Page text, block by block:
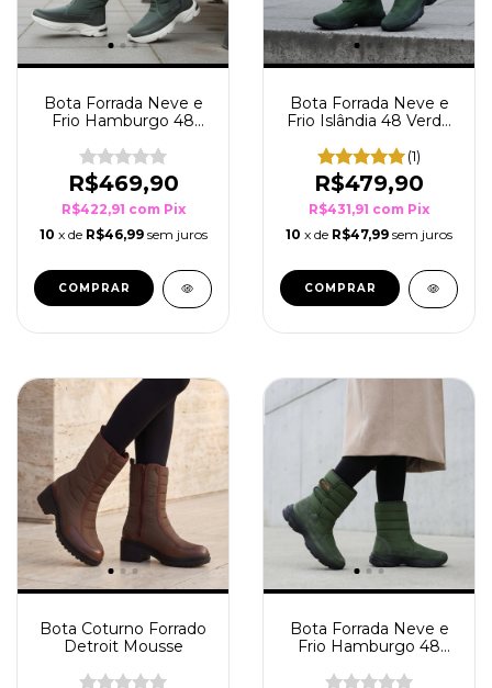
Bota Forrada Neve e
Frio Hamburgo 48
R$469,90
R$422,91 com Pix
10 x de R$46,99 sem juros
COMPRAR
Bota Forrada Neve e
Frio Islândia 48 Verde
(1)
R$479,90
R$431,91 com Pix
10 x de R$47,99 sem juros
COMPRAR
Bota Coturno Forrado
Detroit Mousse
Bota Forrada Neve e
Frio Hamburgo 48